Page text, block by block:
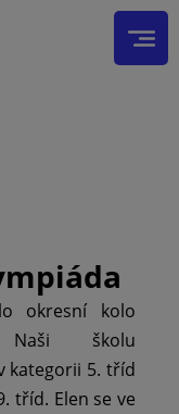
okresní kolo
Naši školu
kategorii 5. tříd
tříd. Elen se ve